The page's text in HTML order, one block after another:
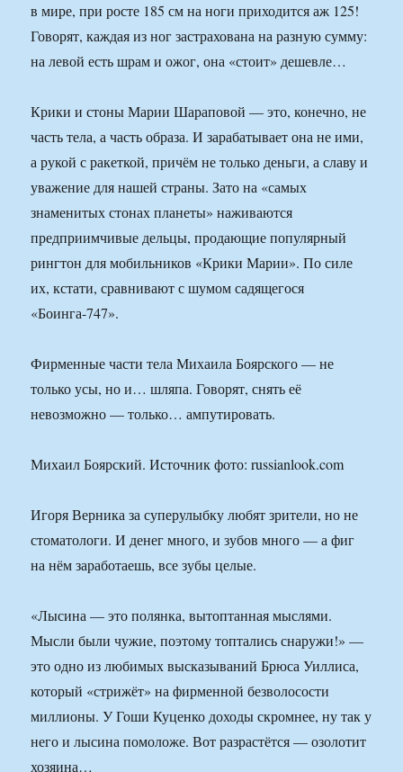
в мире, при росте 185 см на ноги приходится аж 125!
Говорят, каждая из ног застрахована на разную сумму:
на левой есть шрам и ожог, она «стоит» дешевле…
Крики и стоны Марии Шараповой — это, конечно, не
часть тела, а часть образа. И зарабатывает она не ими,
а рукой с ракеткой, причём не только деньги, а славу и
уважение для нашей страны. Зато на «самых
знаменитых стонах планеты» наживаются
предприимчивые дельцы, продающие популярный
рингтон для мобильников «Крики Марии». По силе
их, кстати, сравнивают с шумом садящегося
«Боинга-747».
Фирменные части тела Михаила Боярского — не
только усы, но и… шляпа. Говорят, снять её
невозможно — только… ампутировать.
Михаил Боярский. Источник фото: russianlook.com
Игоря Верника за супер­улыбку любят зрители, но не
стоматологи. И денег много, и зубов много — а фиг
на нём заработаешь, все зубы целые.
«Лысина — это полянка, вытоптанная мыслями.
Мысли были чужие, поэтому топтались снаружи!» —
это одно из любимых высказываний Брюса Уиллиса,
который «стрижёт» на фирменной безволосости
миллионы. У Гоши Куценко доходы скромнее, ну так у
него и лысина помоложе. Вот разрастётся — озолотит
хозяина…